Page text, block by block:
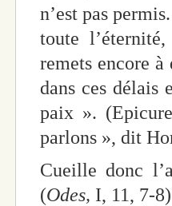
n’est pas
toute
remets encore
dans ces délais
paix ».
parlons », dit
Cueille donc
(Odes, I, 11, 7-8)